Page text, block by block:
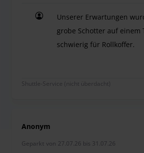
Unserer Erwartungen
grobe Schotter auf einem
schwierig für Rollkoffer.
Shuttle-Service (nicht überdacht)
Anonym
Geparkt von 27.07.26 bis 31.07.26